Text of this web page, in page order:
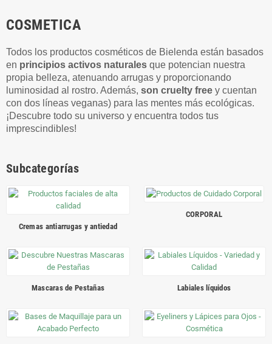
COSMETICA
Todos los productos cosméticos de Bielenda están basados
en principios activos naturales que potencian nuestra
propia belleza, atenuando arrugas y proporcionando
luminosidad al rostro. Además, son cruelty free y cuentan
con dos líneas veganas) para las mentes más ecológicas.
¡Descubre todo su universo y encuentra todos tus
imprescindibles!
Subcategorías
Cremas antiarrugas y antiedad
CORPORAL
Mascaras de Pestañas Labiales líquidos